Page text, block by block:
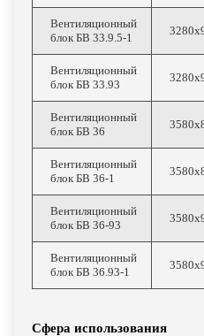
Вентиляционный
блок БВ 33.9.5-1
Вентиляционный
блок БВ 33.93
Вентиляционный
блок БВ 36
Вентиляционный
блок БВ 36-1
Вентиляционный
блок БВ 36-93
Вентиляционный
блок БВ 36.93-1
Сфера использования